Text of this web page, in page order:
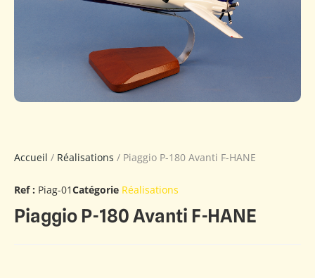
Accueil / Réalisations / Piaggio P-180 Avanti F-HANE
Ref : Piag-01Catégorie Réalisations
Piaggio P-180 Avanti F-HANE